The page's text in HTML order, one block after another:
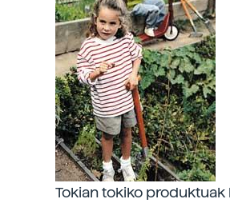
Tokian tokiko